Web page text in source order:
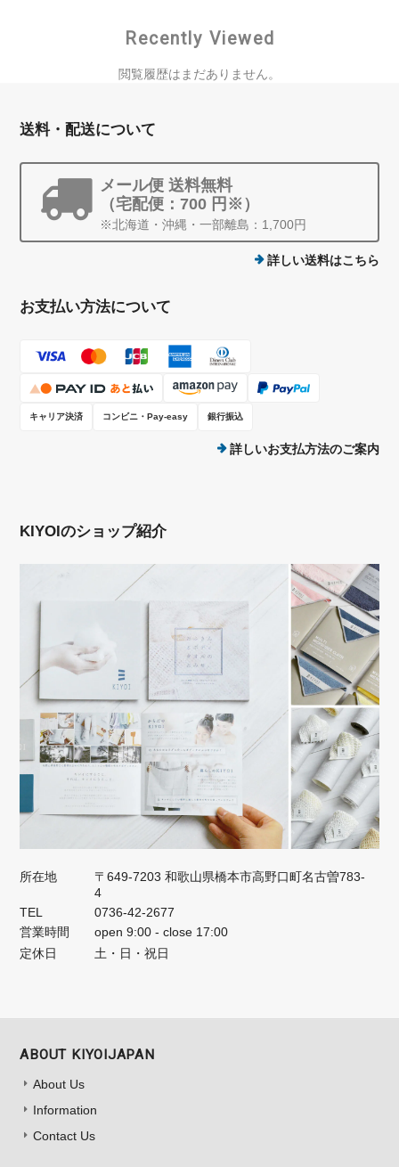
Recently Viewed
閲覧履歴はまだありません。
送料・配送について
メール便 送料無料
（宅配便：700 円※）
※北海道・沖縄・一部離島：1,700円
詳しい送料はこちら
お支払い方法について
キャリア決済 コンビニ・Pay-easy 銀行振込
詳しいお支払方法のご案内
KIYOIのショップ紹介
所在地
〒649-7203 和歌山県橋本市高野口町名古曽783-
4
TEL
0736-42-2677
営業時間
open 9:00 - close 17:00
定休日
土・日・祝日
ABOUT KIYOIJAPAN
About Us
Information
Contact Us